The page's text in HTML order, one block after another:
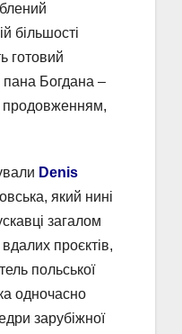
більшості
готовий
пана Богдана –
продовженням,
Denis
який нині
загалом
проєктів,
польської
одночасно
зарубіжної